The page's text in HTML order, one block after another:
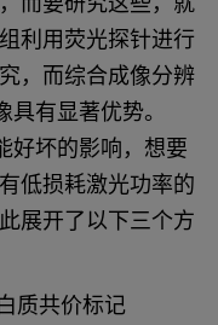
利用荧光探针进行
，而综合成像分辨
有显著优势。
好坏的影响，想要
低损耗激光功率的
展开了以下三个方
质共价标记